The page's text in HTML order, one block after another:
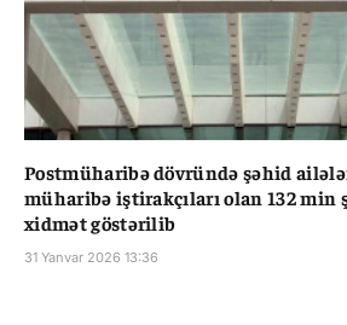
Postmüharibə dövründə şəhid
müharibə iştirakçıları olan 132 min
xidmət göstərilib
31 Yanvar 2026 13:36